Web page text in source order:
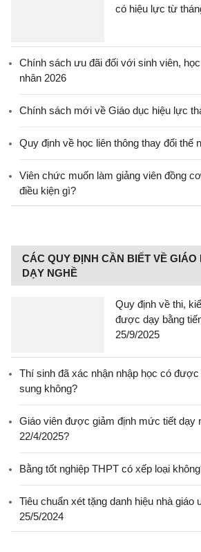
có hiệu lực từ
Chính sách ưu đãi đối với sinh viên,
nhân 2026
Chính sách mới về Giáo dục hiệu lực
Quy định về học liên thông thay đổi thế
Viên chức muốn làm giảng viên đồng
điều kiện gì?
CÁC QUY ĐỊNH CẦN BIẾT VỀ
DẠY NGHỀ
Quy định về thi,
được dạy bằng
25/9/2025
Thí sinh đã xác nhận nhập học có
sung không?
Giáo viên được giảm định mức tiết dạy
22/4/2025?
Bằng tốt nghiệp THPT có xếp loại
Tiêu chuẩn xét tặng danh hiệu nhà giáo
25/5/2024